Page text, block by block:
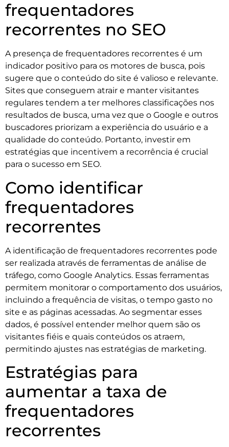
frequentadores
recorrentes no SEO
A presença de frequentadores recorrentes é um
indicador positivo para os motores de busca, pois
sugere que o conteúdo do site é valioso e relevante.
Sites que conseguem atrair e manter visitantes
regulares tendem a ter melhores classificações nos
resultados de busca, uma vez que o Google e outros
buscadores priorizam a experiência do usuário e a
qualidade do conteúdo. Portanto, investir em
estratégias que incentivem a recorrência é crucial
para o sucesso em SEO.
Como identificar
frequentadores
recorrentes
A identificação de frequentadores recorrentes pode
ser realizada através de ferramentas de análise de
tráfego, como Google Analytics. Essas ferramentas
permitem monitorar o comportamento dos usuários,
incluindo a frequência de visitas, o tempo gasto no
site e as páginas acessadas. Ao segmentar esses
dados, é possível entender melhor quem são os
visitantes fiéis e quais conteúdos os atraem,
permitindo ajustes nas estratégias de marketing.
Estratégias para
aumentar a taxa de
frequentadores
recorrentes